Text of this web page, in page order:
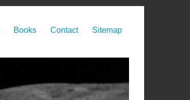
Books Contact Sitemap